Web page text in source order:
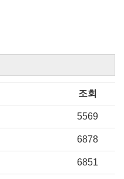
조회
5569
6878
6851